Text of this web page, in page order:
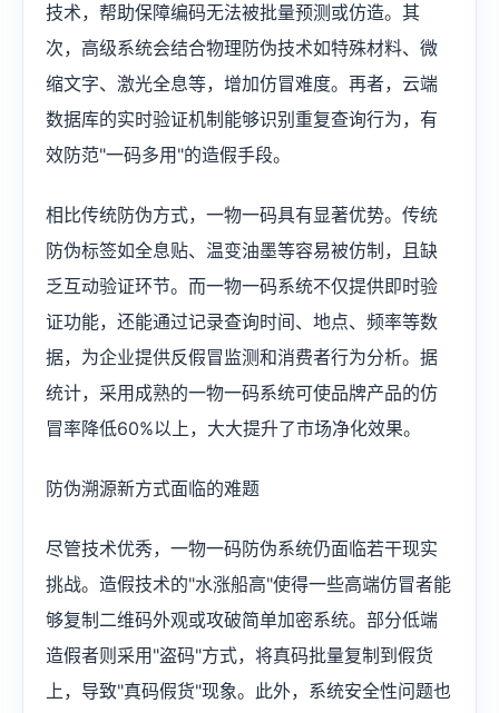
技术，帮助保障编码无法被批量预测或仿造。其
次，高级系统会结合物理防伪技术如特殊材料、微
缩文字、激光全息等，增加仿冒难度。再者，云端
数据库的实时验证机制能够识别重复查询行为，有
效防范"一码多用"的造假手段。
相比传统防伪方式，一物一码具有显著优势。传统
防伪标签如全息贴、温变油墨等容易被仿制，且缺
乏互动验证环节。而一物一码系统不仅提供即时验
证功能，还能通过记录查询时间、地点、频率等数
据，为企业提供反假冒监测和消费者行为分析。据
统计，采用成熟的一物一码系统可使品牌产品的仿
冒率降低60%以上，大大提升了市场净化效果。
防伪溯源新方式面临的难题
‌尽管技术优秀，一物一码防伪系统仍面临若干现实
挑战。造假技术的"水涨船高"使得一些高端仿冒者能
够复制二维码外观或攻破简单加密系统。部分低端
造假者则采用"盗码"方式，将真码批量复制到假货
上，导致"真码假货"现象。此外，系统安全性问题也